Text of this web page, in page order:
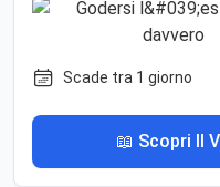
Scade tra 1 giorno
📖 Scopri Il